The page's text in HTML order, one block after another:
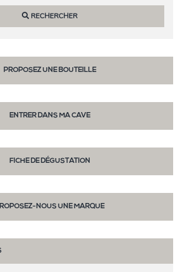
RECHERCHER
PROPOSEZ UNE BOUTEILLE
ENTRER DANS MA CAVE
FICHE DE DÉGUSTATION
NOUS UNE MARQUE